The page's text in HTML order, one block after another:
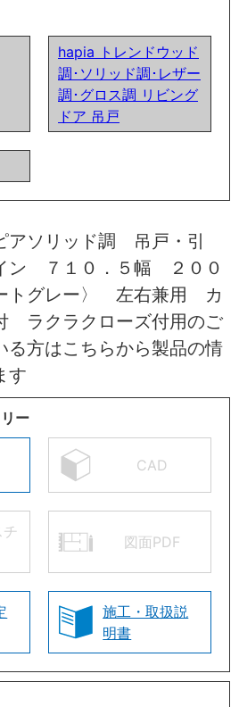
hapia トレンドウッド
調･ソリッド調･レザー
調･グロス調 リビング
ドア 吊戸
アソリッド調 吊戸・引
７１０．５幅 ２００
トグレー〉 左右兼用 カ
ラクラクローズ付用のご
る方はこちらから製品の情
す
ー
CAD
図面PDF
施工・取扱説
明書